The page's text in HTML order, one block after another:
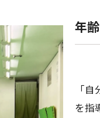
年
「
を指